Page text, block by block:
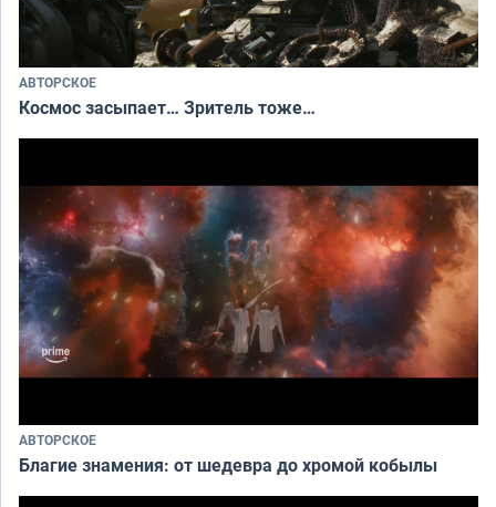
АВТОРСКОЕ
Космос засыпает… Зритель тоже…
АВТОРСКОЕ
Благие знамения: от шедевра до хромой кобылы